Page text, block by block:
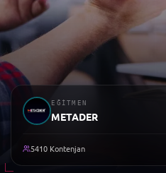
EĞITMEN
METADER
5410 Kontenjan